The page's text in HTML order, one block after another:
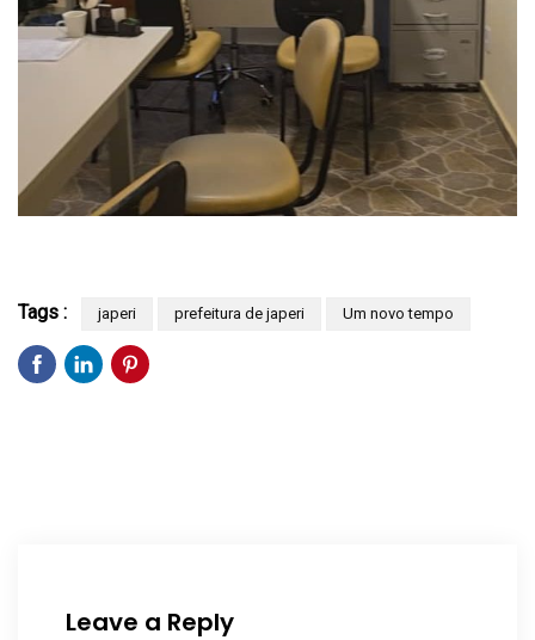
Tags : japeri prefeitura de japeri Um novo tempo
Leave a Reply